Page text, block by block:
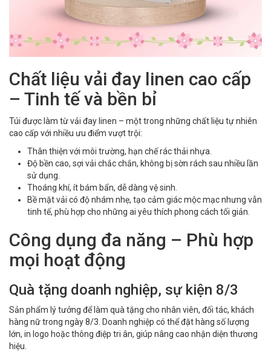
Chất liệu vải đay linen cao cấp
– Tinh tế và bền bỉ
Túi được làm từ vải đay linen – một trong những chất liệu tự nhiên
cao cấp với nhiều ưu điểm vượt trội:
Thân thiện với môi trường, hạn chế rác thải nhựa.
Độ bền cao, sợi vải chắc chắn, không bị sờn rách sau nhiều lần
sử dụng.
Thoáng khí, ít bám bẩn, dễ dàng vệ sinh.
Bề mặt vải có độ nhám nhẹ, tạo cảm giác mộc mạc nhưng vẫn
tinh tế, phù hợp cho những ai yêu thích phong cách tối giản.
Công dụng đa năng – Phù hợp
mọi hoạt động
Quà tặng doanh nghiệp, sự kiện 8/3
Sản phẩm lý tưởng để làm quà tặng cho nhân viên, đối tác, khách
hàng nữ trong ngày 8/3. Doanh nghiệp có thể đặt hàng số lượng
lớn, in logo hoặc thông điệp tri ân, giúp nâng cao nhận diện thương
hiệu.